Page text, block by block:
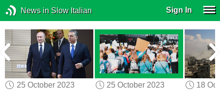
News in Slow Italian Sign In
25 October 2023
25 October 2023
18